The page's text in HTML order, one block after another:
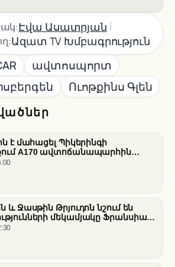
է մահացել Պիկերինգի
A170 ավտոճանապարհին
վթարի հետևանքով
և Ջասթին Թրյուդոն նշում են
մեկամյակը Ֆրանսիայի
Էվա Ասատրյան |
Ազատ TV Խմբագրություն
ավտոսպորտ
Ուոթքինս Գլեն